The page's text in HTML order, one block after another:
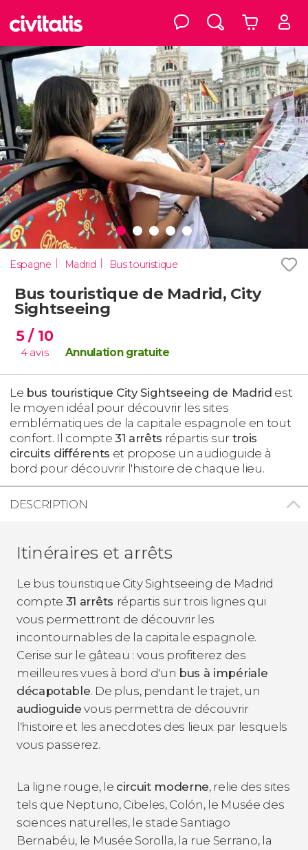
Espagne Madrid Bus touristique
Bus touristique de Madrid, City
Sightseeing
5/ 10
4 avis Annulation gratuite
Le bus touristique City Sightseeing de Madrid est
le moyen idéal pour découvrir les sites
emblématiques de la capitale espagnole en tout
confort. Il compte 31 arrêts répartis sur trois
circuits différents et propose un audioguide à
bord pour découvrir l'histoire de chaque lieu.
DESCRIPTION
Itinéraires et arrêts
Le bus touristique City Sightseeing de Madrid
compte 31 arrêts répartis sur trois lignes qui
vous permettront de découvrir les
incontournables de la capitale espagnole.
Cerise sur le gâteau : vous profiterez des
meilleures vues à bord d'un bus à impériale
décapotable. De plus, pendant le trajet, un
audioguide vous permettra de découvrir
l'histoire et les anecdotes des lieux par lesquels
vous passerez.
La ligne rouge, le circuit moderne, relie des sites
tels que Neptuno, Cibeles, Colón, le Musée des
sciences naturelles, le stade Santiago
Bernabéu, le Musée Sorolla, la rue Serrano, la